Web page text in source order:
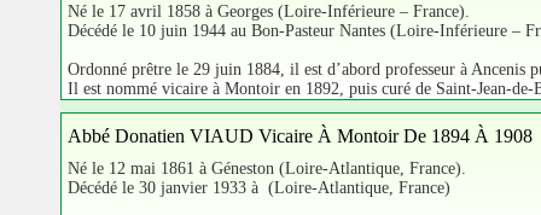
Né le 17 avril 1858 à Georges (Loire-Inférieure – France).
Décédé le 10 juin 1944 au Bon-Pasteur Nantes (Loire-Inférieure –
Ordonné prêtre le 29 juin 1884, il est d’abord professeur à Ancenis
Il est nommé vicaire à Montoir en 1892, puis curé de Saint-Jean-
Abbé Donatien VIAUD Vicaire À Montoir De 1894 À 1908
Né le 12 mai 1861 à Géneston (Loire-Atlantique, France).
Décédé le 30 janvier 1933 à (Loire-Atlantique, France)